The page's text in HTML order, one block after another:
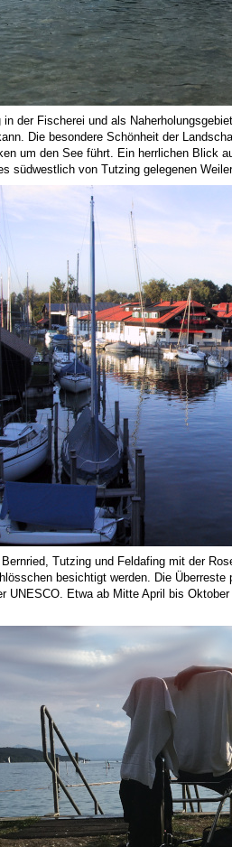
der Fischerei und als
Die besondere Schönheit der
um den See führt. Ein herrlichen Blick
südwestlich von Tutzing gelegenen
Tutzing und Feldafing mit der
besichtigt werden. Die Überreste
Etwa ab Mitte April bis